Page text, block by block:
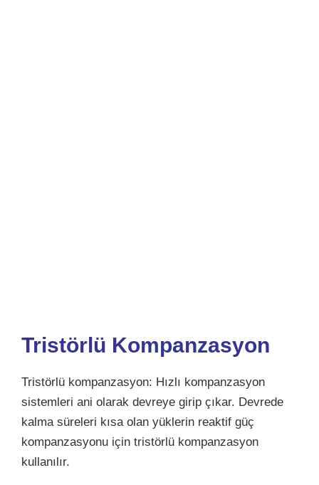
Tristörlü Kompanzasyon
Tristörlü kompanzasyon: Hızlı kompanzasyon
sistemleri ani olarak devreye girip çıkar. Devrede
kalma süreleri kısa olan yüklerin reaktif güç
kompanzasyonu için tristörlü kompanzasyon
kullanılır.